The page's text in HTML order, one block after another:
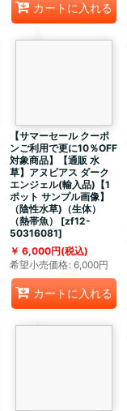
カートに入れる
【サマーセール クーポ
ンご利用で更に10％OFF
対象商品】【通販 水
草】アヌビアス ダーク
エンジェル(輸入品)【1
ポット サンプル画像】
（陰性水草)（生体）
（熱帯魚）
[zf12-
50316081]
6,000円(税込)
希望小売価格: 6,000円
カートに入れる